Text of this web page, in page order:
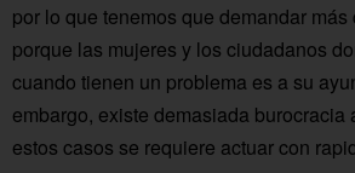
por lo que tenemos que demandar
porque las mujeres y los ciudadanos
cuando tienen un problema es a su
embargo, existe demasiada burocracia
estos casos se requiere actuar con